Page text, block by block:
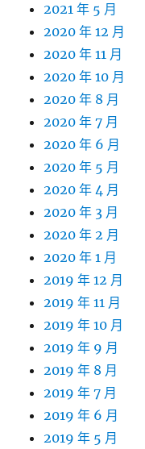
2021 年 5 月
2020 年 12 月
2020 年 11 月
2020 年 10 月
2020 年 8 月
2020 年 7 月
2020 年 6 月
2020 年 5 月
2020 年 4 月
2020 年 3 月
2020 年 2 月
2020 年 1 月
2019 年 12 月
2019 年 11 月
2019 年 10 月
2019 年 9 月
2019 年 8 月
2019 年 7 月
2019 年 6 月
2019 年 5 月